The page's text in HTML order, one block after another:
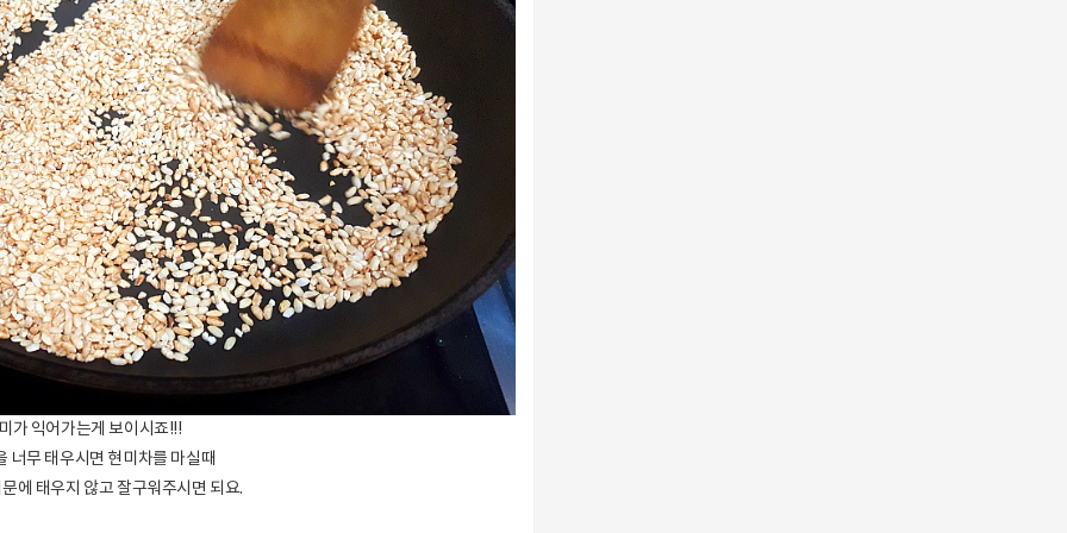
가 익어가는게 보이시죠!!!
너무 태우시면 현미차를 마실때
에 태우지 않고 잘구워주시면 되요.